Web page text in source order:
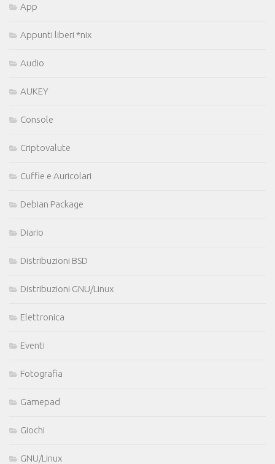
App
Appunti liberi *nix
Audio
AUKEY
Console
Criptovalute
Cuffie e Auricolari
Debian Package
Diario
Distribuzioni BSD
Distribuzioni GNU/Linux
Elettronica
Eventi
Fotografia
Gamepad
Giochi
GNU/Linux